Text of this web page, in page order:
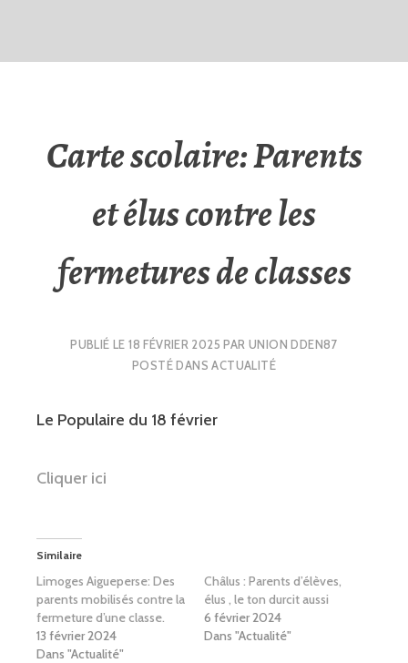
Carte scolaire: Parents
et élus contre les
fermetures de classes
PUBLIÉ LE18 FÉVRIER 2025 PARUNION DDEN87
POSTÉ DANSACTUALITÉ
Le Populaire du 18 février
Cliquer ici
Similaire
Limoges Aigueperse: Des
parents mobilisés contre la
fermeture d’une classe.
13 février 2024
Dans "Actualité"
Châlus : Parents d’élèves,
élus , le ton durcit aussi
6 février 2024
Dans "Actualité"